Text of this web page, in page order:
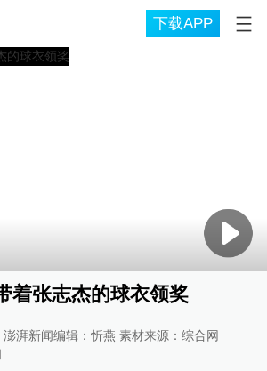
下载APP
着张志杰的球衣领奖
澎湃新闻编辑：忻燕 素材来源：综合网